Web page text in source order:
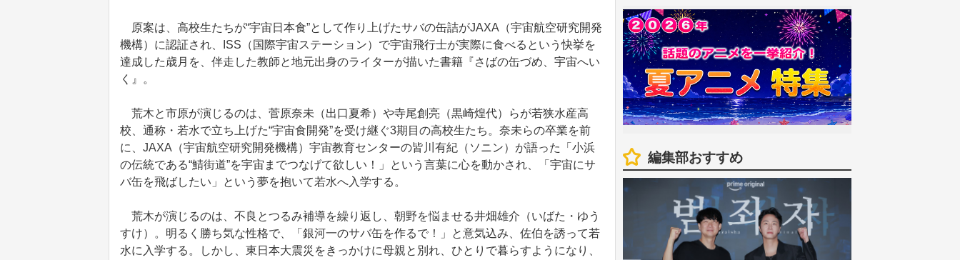
原案は、高校生たちが“宇宙日本食”として作り上げたサバの缶詰がJAXA（宇宙航空研究開発
機構）に認証され、ISS（国際宇宙ステーション）で宇宙飛行士が実際に食べるという快挙を
達成した歳月を、伴走した教師と地元出身のライターが描いた書籍『さばの缶づめ、宇宙へい
く』。
荒木と市原が演じるのは、菅原奈未（出口夏希）や寺尾創亮（黒崎煌代）らが若狭水産高
校、通称・若水で立ち上げた“宇宙食開発”を受け継ぐ3期目の高校生たち。奈未らの卒業を前
に、JAXA（宇宙航空研究開発機構）宇宙教育センターの皆川有紀（ソニン）が語った「小浜
の伝統である“鯖街道”を宇宙までつなげて欲しい！」という言葉に心を動かされ、「宇宙にサ
バ缶を飛ばしたい」という夢を抱いて若水へ入学する。
荒木が演じるのは、不良とつるみ補導を繰り返し、朝野を悩ませる井畑雄介（いばた・ゆう
すけ）。明るく勝ち気な性格で、「銀河一のサバ缶を作るで！」と意気込み、佐伯を誘って若
水に入学する。しかし、東日本大震災をきっかけに母親と別れ、ひとりで暮らすようになり、
編集部おすすめ